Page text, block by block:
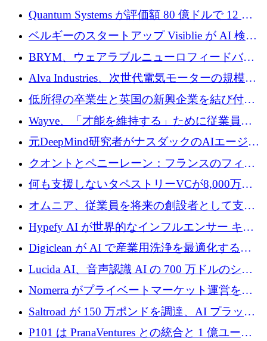
がプレシード資金総額 100 万ドルを突破
Quantum Systems が評価額 80 億ドルで 12 億
ドルを調達
ベルギーのスタートアップ Visiblie が AI 検索
の可視化のために 50 万ユーロを調達
BRYM、ウェアラブルニューロフィードバッ
クプラットフォームの開発に65万ユーロを確
Alva Industries、次世代電気モーターの規模拡
大に 1,600 万ユーロを調達
低所得の卒業生と英国の新興企業を結び付け
るためにCommon Pathを開始
Wayve、「才能を維持する」ために従業員に
8,500万ドルの株式公開買い付けを実施
元DeepMind研究者がナスダックのAIエージェ
ントを拡張するためにCreandumの資金調達で
記録を獲得
クオントとペニーレーン：フランスのフィン
テックの友人と敵
何も支援しないタペストリーVCが8,000万ド
ルの資金を調達、ロンドン事務所を開設
オムニア、従業員を将来の創設者として支援
するために Firedrop でファンドを立ち上げる
Hypefy AI が世界的なインフルエンサー キャ
ンペーンを自動化するためにシリーズ A で
720 万ドルを調達
Digiclean が AI で産業用洗浄を最適化するた
めに 250 万ユーロを調達
Lucida AI、音声認識 AI の 700 万ドルのシー
ドラウンドを終了
Nomerra がプライベートマーケット運営を自
動化するために 200 万ドルを調達
Saltroad が 150 万ポンドを調達、AI プラット
フォーム Ogma を買収して子ども向け言語療
P101 は PranaVentures との統合と 1 億ユーロ